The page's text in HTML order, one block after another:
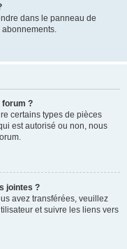
dans le panneau de
abonnements.
forum ?
certains types de pièces
est autorisé ou non, nous
jointes ?
avez transférées, veuillez
et suivre les liens vers